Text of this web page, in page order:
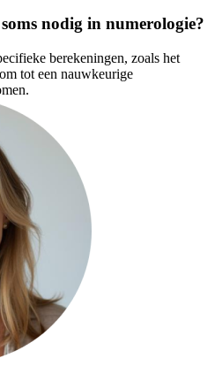
nodig in numerologie?
berekeningen, zoals het
tot een nauwkeurige